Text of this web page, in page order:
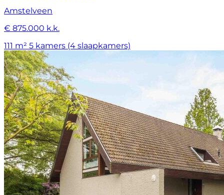
Amstelveen
€ 875.000 k.k.
111 m² 5 kamers (4 slaapkamers)